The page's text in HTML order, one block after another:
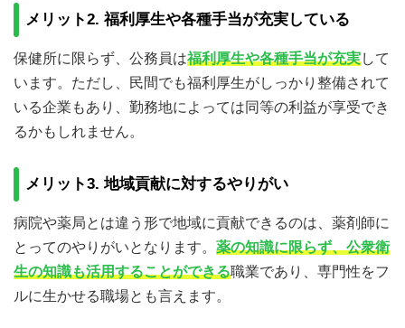
メリット2. 福利厚生や各種手当が充実している
保健所に限らず、公務員は福利厚生や各種手当が充実して
います。ただし、民間でも福利厚生がしっかり整備されて
いる企業もあり、勤務地によっては同等の利益が享受でき
るかもしれません。
メリット3. 地域貢献に対するやりがい
病院や薬局とは違う形で地域に貢献できるのは、薬剤師に
とってのやりがいとなります。 薬の知識に限らず、公衆衛
生の知識も活用することができる職業であり、専門性をフ
ルに生かせる職場とも言えます。